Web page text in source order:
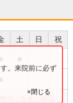
土 日 祝
関に直接ご確認く
。来院前に必ず
×閉じる